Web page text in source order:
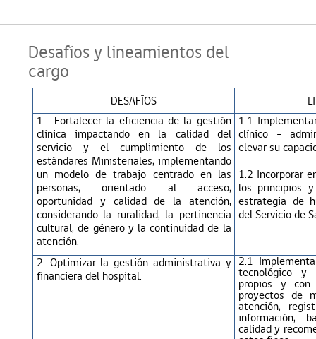
Desafíos y lineamientos del
cargo
DESAFÍOS
1.
Fortalecer la eficiencia de la gestión
clínica impactando en la calidad del
servicio y el cumplimiento de los
estándares Ministeriales, implementando
un modelo de trabajo centrado en las
personas, orientado al acceso,
oportunidad y calidad de la atención,
considerando la ruralidad, la pertinencia
cultural, de géneroy la continuidad de la
atención.
1.1
clínico -
elevar su
1.2 Incorporar
los principios
estrategia de
del Servicio de
2. Optimizar la gestión administrativa y
financiera del hospital.
2.1
tecnológico y
propios y
proyectos de
atención,
información,
calidad y